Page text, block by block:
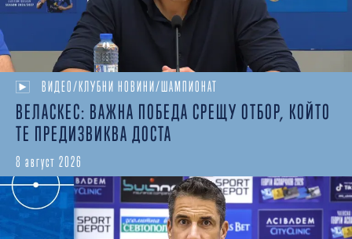
ВИДЕО/КЛУБНИ НОВИНИ/ШАМПИОНАТ
ВЕЛАСКЕС: ВАЖНА ПОБЕДА СРЕЩУ ОТБОР, КОЙТО
ТЕ ПРЕДИЗВИКВА ДОСТА
8 август 2026